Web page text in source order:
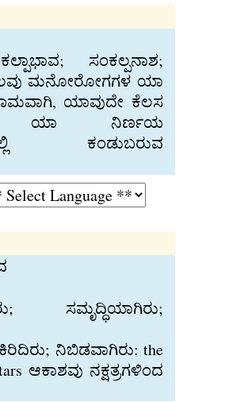
ಸಂಕಲ್ಪನಾಶ;
ಕೆಲವು ಮನೋರೋಗಗಳ ಯಾ
ಯಾವುದೇ ಕೆಲಸ
ಯಾ ನಿರ್ಣಯ
ಕಂಡುಬರುವ
ಸಮೃದ್ಧಿಯಾಗಿರು;
ನಿಬಿಡವಾಗಿರು: the
ಆಕಾಶವು ನಕ್ಷತ್ರಗಳಿಂದ